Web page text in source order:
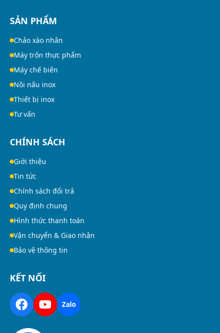
SẢN PHẨM
Chảo xào nhân
Máy trộn thực phẩm
Máy chế biến
Nồi nấu inox
Thiết bị inox
Tư vấn
CHÍNH SÁCH
Giới thiệu
Tin tức
Chính sách đổi trả
Quy định chung
Hình thức thanh toán
Vận chuyển & Giao nhận
Bảo vệ thông tin
KẾT NỐI
Zalo